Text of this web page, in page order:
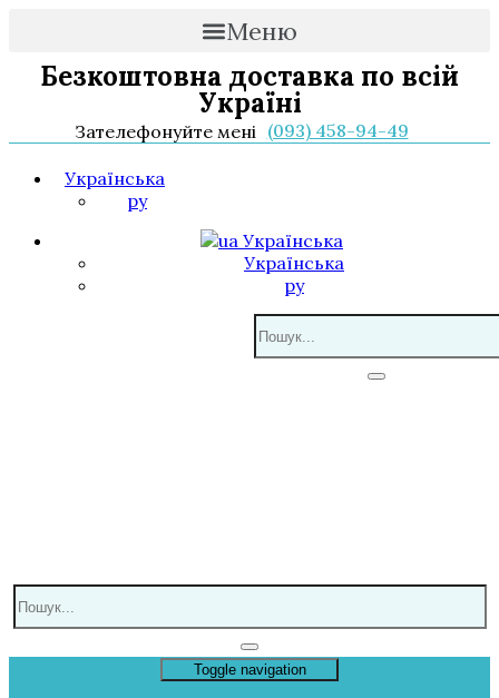
Меню
Безкоштовна доставка по всій
Україні
Зателефонуйте мені (093) 458-94-49
Українська
ру
Українська
Українська
ру
Toggle navigation